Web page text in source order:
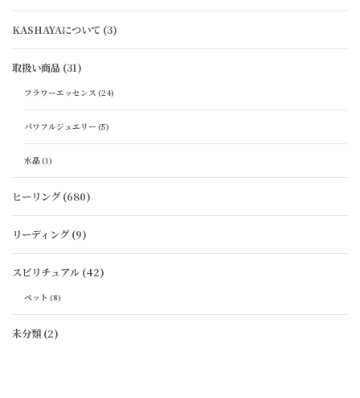
KASHAYAについて (3)
取扱い商品 (31)
フラワーエッセンス (24)
パワフルジュエリー (5)
水晶(1)
ヒーリング(680)
リーディング(9)
スピリチュアル (42)
ペット (8)
未分類 (2)